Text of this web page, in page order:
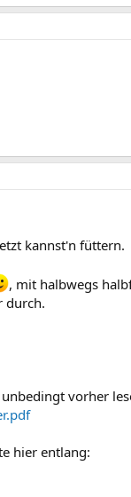
kannst'n füttern.
, mit halbwegs
durch.
vorher
hier entlang: